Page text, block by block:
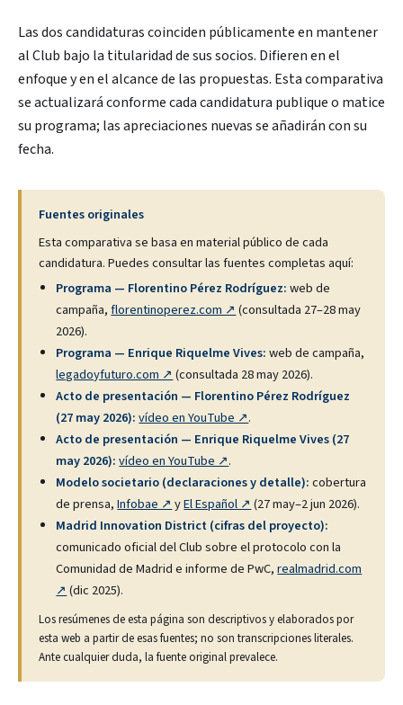
Las dos candidaturas coinciden públicamente en mantener
al Club bajo la titularidad de sus socios. Difieren en el
enfoque y en el alcance de las propuestas. Esta comparativa
se actualizará conforme cada candidatura publique o matice
su programa; las apreciaciones nuevas se añadirán con su
fecha.
Fuentes originales
Esta comparativa se basa en material público de cada
candidatura. Puedes consultar las fuentes completas aquí:
Programa — Florentino Pérez Rodríguez:web de
campaña,florentinoperez.com ↗(consultada 27–28 may
2026).
Programa — Enrique Riquelme Vives:web de campaña,
legadoyfuturo.com ↗(consultada 28 may 2026).
Acto de presentación — Florentino Pérez Rodríguez
(27 may 2026): vídeo en YouTube ↗.
Acto de presentación — Enrique Riquelme Vives (27
may 2026): vídeo en YouTube ↗.
Modelo societario (declaraciones y detalle):cobertura
de prensa,Infobae ↗yEl Español ↗(27 may–2 jun 2026).
Madrid Innovation District (cifras del proyecto):
comunicado oficial del Club sobre el protocolo con la
Comunidad de Madrid e informe de PwC,realmadrid.com
↗(dic 2025).
Los resúmenes de esta página son descriptivos y elaborados por
esta web a partir de esas fuentes; no son transcripciones literales.
Ante cualquier duda, la fuente original prevalece.